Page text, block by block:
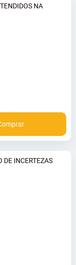
NA
DE INCERTEZAS